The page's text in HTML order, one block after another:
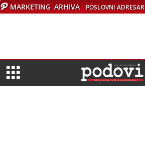
MARKETING ARHIVA POSLOVNI ADRESAR